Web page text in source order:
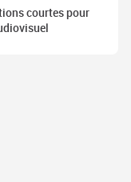
courtes pour